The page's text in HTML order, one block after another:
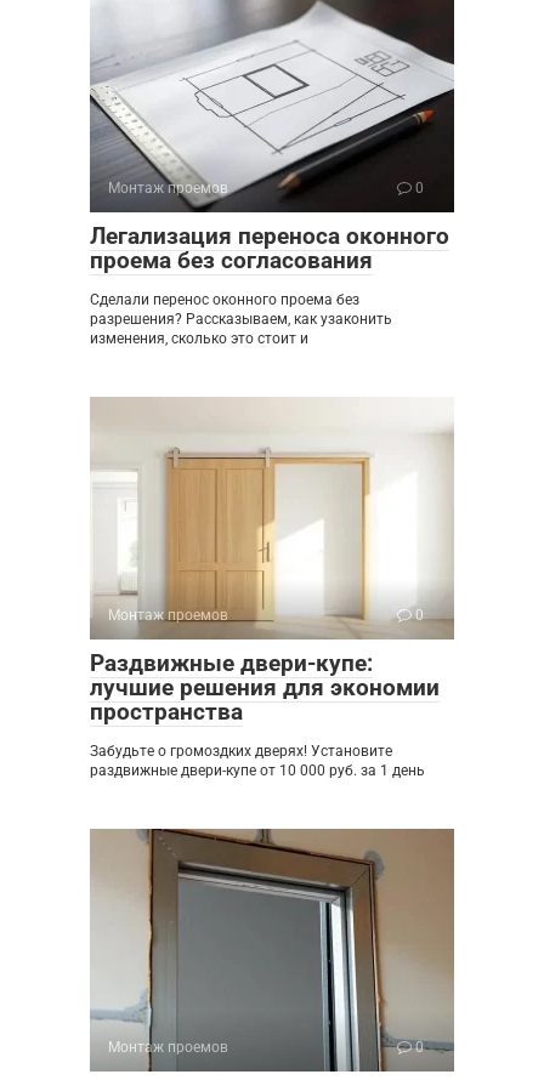
Монтаж проемов 0
Легализация переноса оконного
проема без согласования
Сделали перенос оконного проема без
разрешения? Рассказываем, как узаконить
изменения, сколько это стоит и
Монтаж проемов 0
Раздвижные двери-купе:
лучшие решения для экономии
пространства
Забудьте о громоздких дверях! Установите
раздвижные двери-купе от 10 000 руб. за 1 день
Монтаж проемов 0